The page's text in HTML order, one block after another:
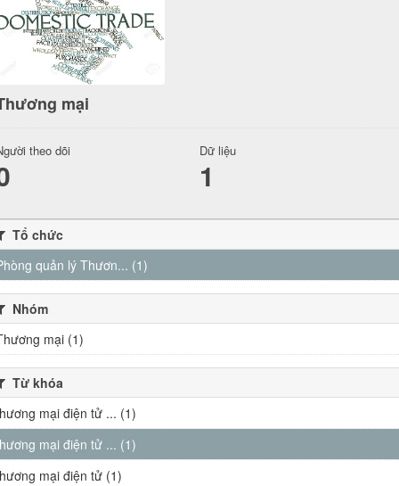
mại
theo dõi Dữ liệu
1
Tổ chức
quản lý Thươn... (1)
Nhóm
mại (1)
Từ khóa
mại điện tử ... (1)
mại điện tử ... (1)
mại điện tử (1)